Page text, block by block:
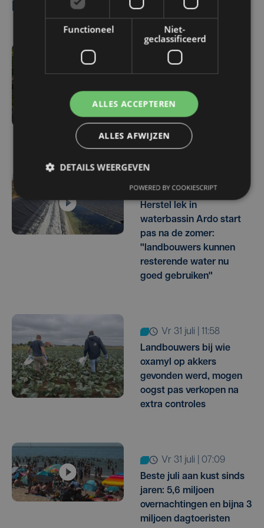
ma 3 augustus | 17:15
Droogte treft
aardappelteelt: "Op
sommige percelen
verliezen we tot de helft
van de opbrengst"
vr 31 juli | 17:30
Herstel lek in
waterbassin Ardo start
pas na de zomer:
"landbouwers kunnen
resterende water nu
goed gebruiken"
vr 31 juli | 11:58
Landbouwers bij wie
oxamyl op akkers
gevonden werd, mogen
oogst pas verkopen na
extra controles
vr 31 juli | 07:09
Beste juli aan kust sinds
jaren: 5,6 miljoen
overnachtingen en bijna 3
miljoen dagtoeristen
Functioneel
Niet-
geclassificeerd
ALLES ACCEPTEREN
ALLES AFWIJZEN
DETAILS WEERGEVEN
POWERED BY COOKIESCRIPT